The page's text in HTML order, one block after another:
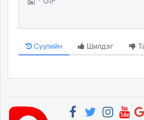
Сүүлийн Шилдэг